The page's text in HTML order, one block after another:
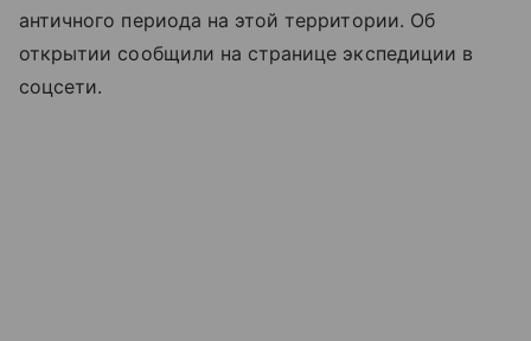
античного периода на этой территории. Об
открытии сообщили на странице экспедиции в
соцсети.